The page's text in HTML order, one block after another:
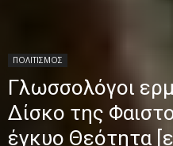
ΠΟΛΙΤΙΣΜΟΣ
Γλωσσολόγοι
Δίσκο της
έγκυο Θεότητα